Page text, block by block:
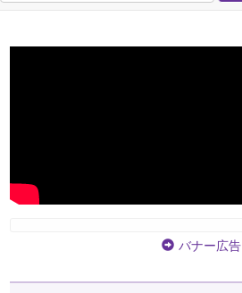
バナー広